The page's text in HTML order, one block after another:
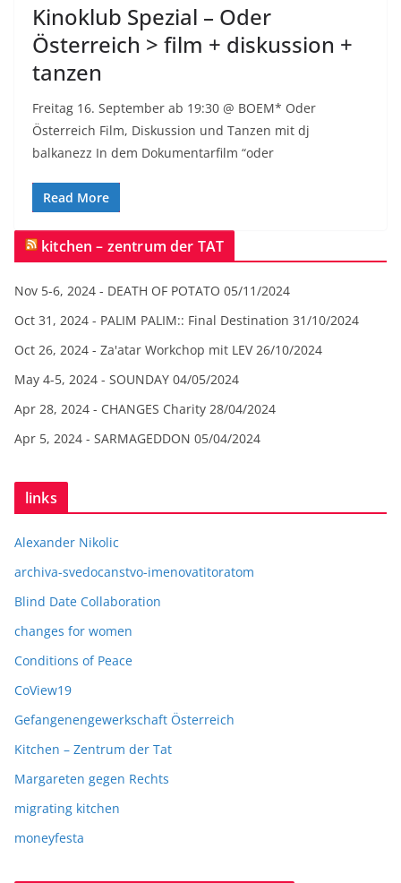
Kinoklub Spezial – Oder
Österreich > film + diskussion +
tanzen
Freitag 16. September ab 19:30 @ BOEM* Oder
Österreich Film, Diskussion und Tanzen mit dj
balkanezz In dem Dokumentarfilm “oder
Read More
kitchen – zentrum der TAT
Nov 5-6, 2024 - DEATH OF POTATO 05/11/2024
Oct 31, 2024 - PALIM PALIM:: Final Destination 31/10/2024
Oct 26, 2024 - Za'atar Workchop mit LEV 26/10/2024
May 4-5, 2024 - SOUNDAY 04/05/2024
Apr 28, 2024 - CHANGES Charity 28/04/2024
Apr 5, 2024 - SARMAGEDDON 05/04/2024
links
Alexander Nikolic
archiva-svedocanstvo-imenovatitoratom
Blind Date Collaboration
changes for women
Conditions of Peace
CoView19
Gefangenengewerkschaft Österreich
Kitchen – Zentrum der Tat
Margareten gegen Rechts
migrating kitchen
moneyfesta